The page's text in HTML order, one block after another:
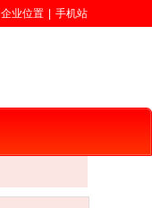
企业位置 手机站